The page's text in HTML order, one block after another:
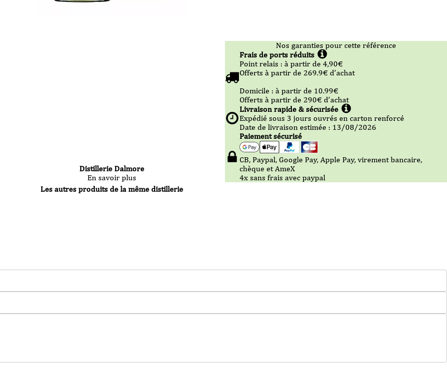
Nos garanties pour cette référence
Frais de ports réduits
Point relais :à partir de 4,90€
Offerts à partir de 269.9€ d’achat
Domicile :à partir de 10.99€
Offerts à partir de 290€ d’achat
Livraison rapide & sécurisée
Expédié sous 3 jours ouvrés en carton renforcé
Date de livraison estimée : 13/08/2026
Paiement sécurisé
CB, Paypal, Google Pay, Apple Pay, virement bancaire,
chèque et AmeX
4x sans frais avec paypal
Distillerie Dalmore
En savoir plus
Les autres produits de la même distillerie